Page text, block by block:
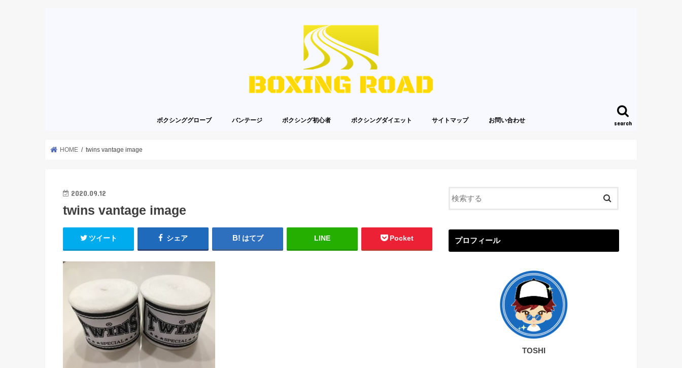
search
ボクシンググローブ バンテージ ボクシング初心者 ボクシングダイエット サイトマップ お問い合わせ
HOME twins vantage image
2020.09.12
twins vantage image
ツイート シェア はてブ LINE Pocket プロフィール
TOSHI